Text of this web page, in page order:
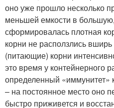
оно уже прошло несколько
меньшей емкости в большую,
сформировалась плотная
корни не расползлись
(питающие) корни
это время у контейнерного
определенный
– на постоянное место оно
быстро приживется и